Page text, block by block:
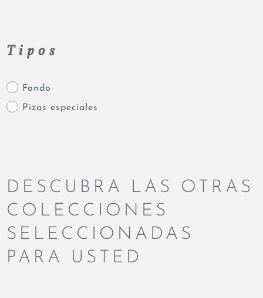
Tipos
Fondo
Pizas especiales
DESCUBRA LAS OTRAS
COLECCIONES
SELECCIONADAS
PARA USTED